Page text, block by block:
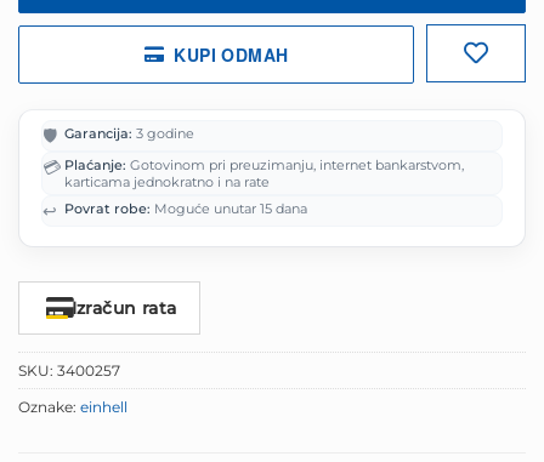
KUPI ODMAH
🛡️ Garancija: 3 godine
💳 Plaćanje: Gotovinom pri preuzimanju, internet bankarstvom,
karticama jednokratno i na rate
↩️ Povrat robe: Moguće unutar 15 dana
Izračun rata
SKU: 3400257
Oznake: einhell